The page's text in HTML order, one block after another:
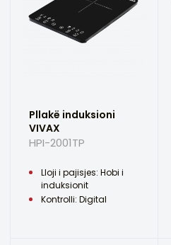
Pllakë induksioni
VIVAX
HPI-2001TP
Lloji i pajisjes: Hobi i
induksionit
Kontrolli: Digital